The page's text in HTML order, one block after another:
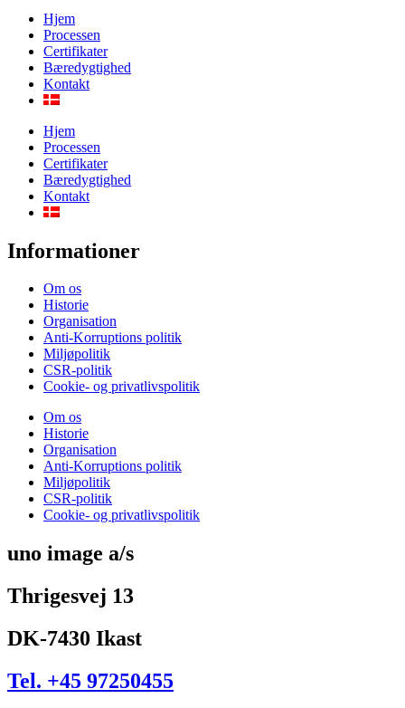
Hjem
Processen
Certifikater
Bæredygtighed
Kontakt
Hjem
Processen
Certifikater
Bæredygtighed
Kontakt
Informationer
Om os
Historie
Organisation
Anti-Korruptions politik
Miljøpolitik
CSR-politik
Cookie- og privatlivspolitik
Om os
Historie
Organisation
Anti-Korruptions politik
Miljøpolitik
CSR-politik
Cookie- og privatlivspolitik
uno image a/s
Thrigesvej 13
DK-7430 Ikast
Tel. +45 97250455